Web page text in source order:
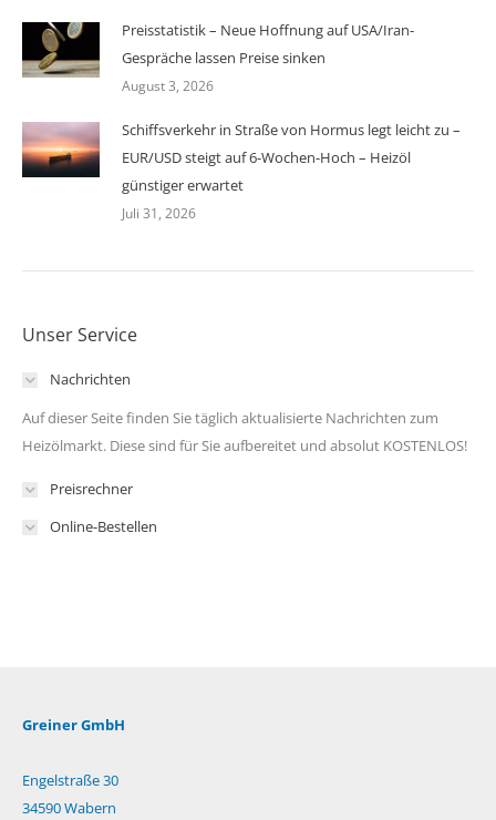
Preisstatistik – Neue Hoffnung auf USA/Iran-
Gespräche lassen Preise sinken
August 3, 2026
Schiffsverkehr in Straße von Hormus legt leicht zu –
EUR/USD steigt auf 6-Wochen-Hoch – Heizöl
günstiger erwartet
Juli 31, 2026
Unser Service
Nachrichten
Auf dieser Seite finden Sie täglich aktualisierte Nachrichten zum
Heizölmarkt. Diese sind für Sie aufbereitet und absolut KOSTENLOS!
Preisrechner
Online-Bestellen
Greiner GmbH
Engelstraße 30
34590 Wabern